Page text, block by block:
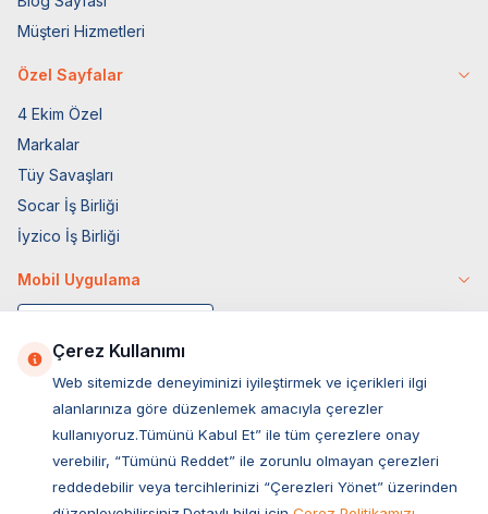
Müşteri Hizmetleri
Özel Sayfalar
4 Ekim Özel
Markalar
Tüy Savaşları
Socar İş Birliği
İyzico İş Birliği
Mobil Uygulama
Çerez Kullanımı
Web sitemizde deneyiminizi iyileştirmek ve içerikleri ilgi
alanlarınıza göre düzenlemek amacıyla çerezler
kullanıyoruz.Tümünü Kabul Et” ile tüm çerezlere onay
verebilir, “Tümünü Reddet” ile zorunlu olmayan çerezleri
reddedebilir veya tercihlerinizi “Çerezleri Yönet” üzerinden